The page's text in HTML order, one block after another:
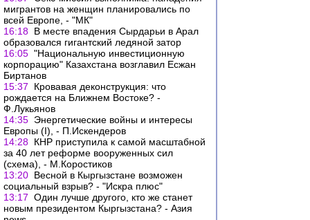
мигрантов на женщин планировались по
всей Европе, - "МК"
16:18 В месте впадения Сырдарьи в Арал
образовался гигантский ледяной затор
16:05 "Национальную инвестиционную
корпорацию" Казахстана возглавил Есжан
Биртанов
15:37
Кровавая деконструкция: что
рождается на Ближнем Востоке? -
Ф.Лукьянов
14:35 Энергетические войны и интересы
Европы (I), - П.Искендеров
14:28 КНР приступила к самой масштабной
за 40 лет реформе вооруженных сил
(схема), - М.Коростиков
13:20 Весной в Кыргызстане возможен
социальный взрыв? - "Искра плюс"
13:17 Один лучше другого, кто же станет
новым президентом Кыргызстана? - Азия